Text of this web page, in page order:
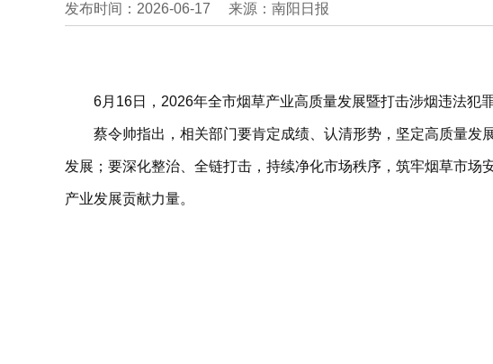
发布时间：2026-06-17 来源：南阳日报
6月16日，2026年全市烟草产业高质量发展暨打击涉烟违法犯
蔡令帅指出，相关部门要肯定成绩、认清形势，坚定高质量
发展；要深化整治、全链打击，持续净化市场秩序，筑牢烟草市
产业发展贡献力量。